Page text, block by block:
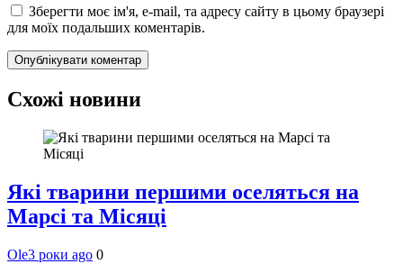
Зберегти моє ім'я, e-mail, та адресу сайту в цьому браузері
для моїх подальших коментарів.
Схожі новини
Які тварини першими оселяться на
Марсі та Місяці
Ole3 роки ago 0